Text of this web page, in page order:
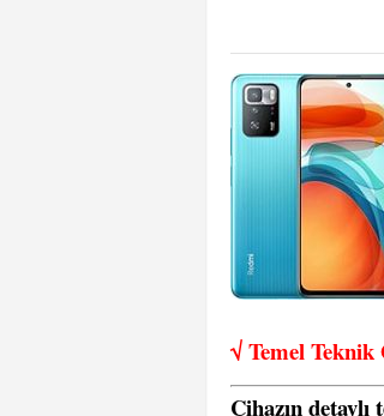
√ Temel Teknik
Cihazın